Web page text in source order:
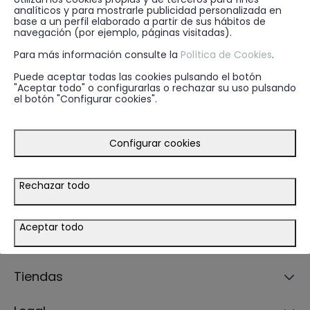
primer momento.
Suscríbete a nuestra Newsletter
Recibe descuentos, novedades y promociones por
email.
EMAIL
Guía de compra
Ayuda
Tiendas
analíticos y para mostrarle publicidad personalizada en
base a un perfil elaborado a partir de sus hábitos de
navegación (por ejemplo, páginas visitadas).
Para más información consulte la Política de Cookies.
Puede aceptar todas las cookies pulsando el botón
"Aceptar todo" o configurarlas o rechazar su uso pulsando
el botón "Configurar cookies".
Configurar cookies
Rechazar todo
Aceptar todo